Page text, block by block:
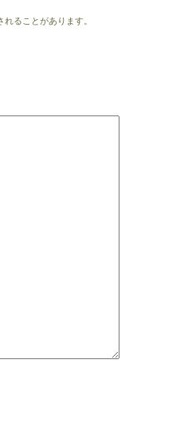
ることがあります。